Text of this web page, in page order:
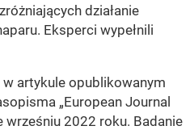
działanie
Eksperci wypełnili
artykule opublikowanym
„European Journal
wrześniu 2022 roku. Badanie